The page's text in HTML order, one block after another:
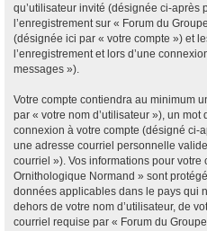
qu’utilisateur invité (désignée ci-après
l’enregistrement sur « Forum du
(désignée ici par « votre compte ») et
l’enregistrement et lors d’une
messages »).
Votre compte contiendra au minimum
par « votre nom d’utilisateur »), un
connexion à votre compte (désigné ci-
une adresse courriel personnelle
courriel »). Vos informations pour votre
Ornithologique Normand » sont
données applicables dans le pays qui
dehors de votre nom d’utilisateur, de
courriel requise par « Forum du